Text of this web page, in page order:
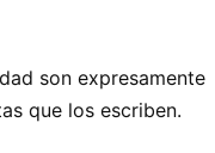
son expresamente
que los escriben.